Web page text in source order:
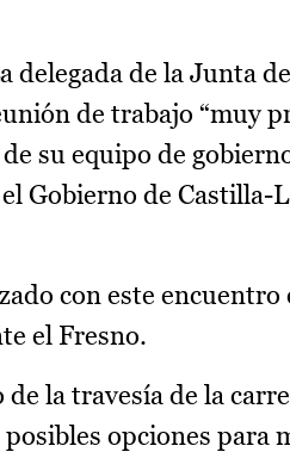
delegada de la Junta
de trabajo “muy
su equipo de
Gobierno de Castilla-
con este encuentro
el Fresno.
la travesía de la
opciones para